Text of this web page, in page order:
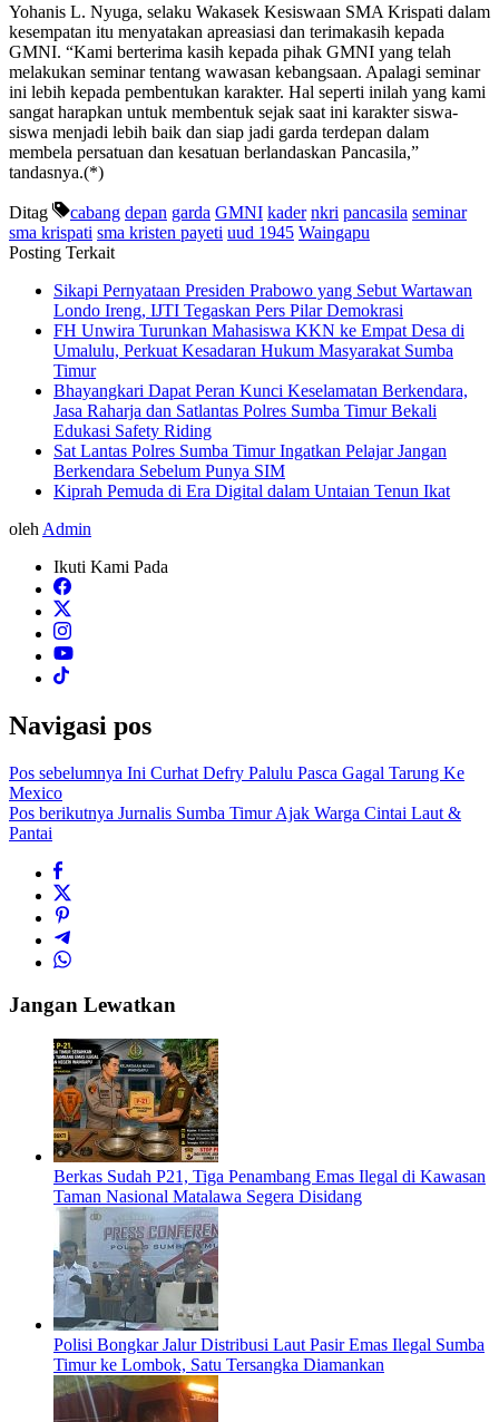
Yohanis L. Nyuga, selaku Wakasek Kesiswaan SMA Krispati dalam
kesempatan itu menyatakan apreasiasi dan terimakasih kepada
GMNI. “Kami berterima kasih kepada pihak GMNI yang telah
melakukan seminar tentang wawasan kebangsaan. Apalagi seminar
ini lebih kepada pembentukan karakter. Hal seperti inilah yang kami
sangat harapkan untuk membentuk sejak saat ini karakter siswa-
siswa menjadi lebih baik dan siap jadi garda terdepan dalam
membela persatuan dan kesatuan berlandaskan Pancasila,”
tandasnya.(*)
Ditag cabang depan garda GMNI kader nkri pancasila seminar
sma krispati sma kristen payeti uud 1945 Waingapu
Posting Terkait
Sikapi Pernyataan Presiden Prabowo yang Sebut Wartawan
Londo Ireng, IJTI Tegaskan Pers Pilar Demokrasi
FH Unwira Turunkan Mahasiswa KKN ke Empat Desa di
Umalulu, Perkuat Kesadaran Hukum Masyarakat Sumba
Timur
Bhayangkari Dapat Peran Kunci Keselamatan Berkendara,
Jasa Raharja dan Satlantas Polres Sumba Timur Bekali
Edukasi Safety Riding
Sat Lantas Polres Sumba Timur Ingatkan Pelajar Jangan
Berkendara Sebelum Punya SIM
Kiprah Pemuda di Era Digital dalam Untaian Tenun Ikat
oleh Admin
Ikuti Kami Pada
Navigasi pos
Pos sebelumnya Ini Curhat Defry Palulu Pasca Gagal Tarung Ke
Mexico
Pos berikutnya Jurnalis Sumba Timur Ajak Warga Cintai Laut &
Pantai
Jangan Lewatkan
Berkas Sudah P21, Tiga Penambang Emas Ilegal di Kawasan
Taman Nasional Matalawa Segera Disidang
Polisi Bongkar Jalur Distribusi Laut Pasir Emas Ilegal Sumba
Timur ke Lombok, Satu Tersangka Diamankan